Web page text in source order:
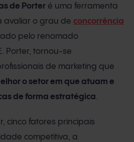
de Porter é uma ferramenta
avaliar o grau de concorrência
pelo renomado
Porter, tornou-se
de marketing que
o setor em que atuam e
de forma estratégica.
cinco fatores principais
competitiva, a